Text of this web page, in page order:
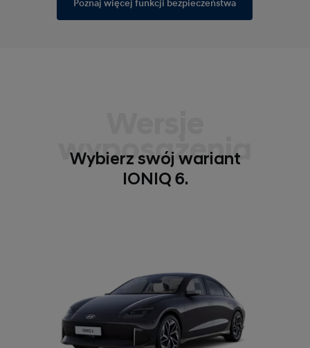
Poznaj więcej funkcji bezpieczeństwa
wyposażenia
Wybierz swój wariant
IONIQ 6.